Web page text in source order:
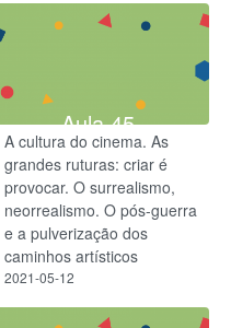
Aula 45
A cultura do cinema. As
grandes ruturas: criar é
provocar. O surrealismo,
neorrealismo. O pós-guerra
e a pulverização dos
caminhos artísticos
2021-05-12